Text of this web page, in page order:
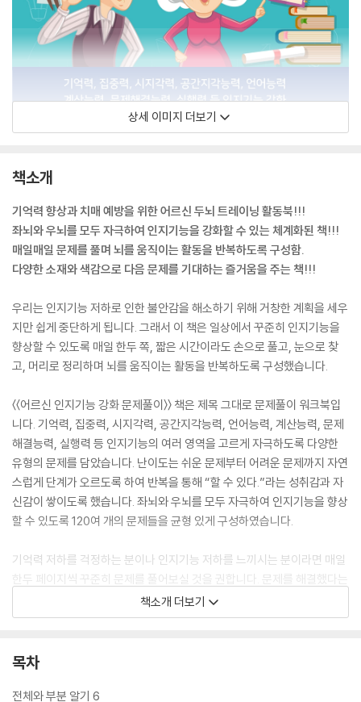
상세 이미지 더보기
책소개
기억력 향상과 치매 예방을 위한 어르신 두뇌 트레이닝 활동북!!!
좌뇌와 우뇌를 모두 자극하여 인지기능을 강화할 수 있는 체계화된 책!!!
매일매일 문제를 풀며 뇌를 움직이는 활동을 반복하도록 구성함.
다양한 소재와 색감으로 다음 문제를 기대하는 즐거움을 주는 책!!!
우리는 인지기능 저하로 인한 불안감을 해소하기 위해 거창한 계획을 세우
지만 쉽게 중단하게 됩니다. 그래서 이 책은 일상에서 꾸준히 인지기능을
향상할 수 있도록 매일 한두 쪽, 짧은 시간이라도 손으로 풀고, 눈으로 찾
고, 머리로 정리하며 뇌를 움직이는 활동을 반복하도록 구성했습니다.
〈〈어르신 인지기능 강화 문제풀이〉〉 책은 제목 그대로 문제풀이 워크북입
니다. 기억력, 집중력, 시지각력, 공간지각능력, 언어능력, 계산능력, 문제
해결능력, 실행력 등 인지기능의 여러 영역을 고르게 자극하도록 다양한
유형의 문제를 담았습니다. 난이도는 쉬운 문제부터 어려운 문제까지 자연
스럽게 단계가 오르도록 하여 반복을 통해 “할 수 있다.”라는 성취감과 자
신감이 쌓이도록 했습니다. 좌뇌와 우뇌를 모두 자극하여 인지기능을 향상
할 수 있도록 120여 개의 문제들을 균형 있게 구성하였습니다.
기억력 저하를 걱정하는 분이나 인지기능 저하를 느끼시는 분이라면 매일
한두 페이지씩 꾸준히 문제를 풀어보실 것을 권합니다. 문제를 해결했다는
만족과 자신감은 여러분을 치매에 대한 막연한 불안감에서 벗어나게 할 것
입니다.
책소개 더보기
목차
전체와 부분 알기 6